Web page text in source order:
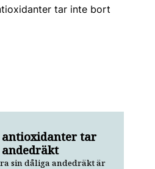
tar
sin dåliga andedräkt är